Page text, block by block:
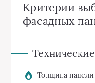
Критерии
фасадных
Толщина